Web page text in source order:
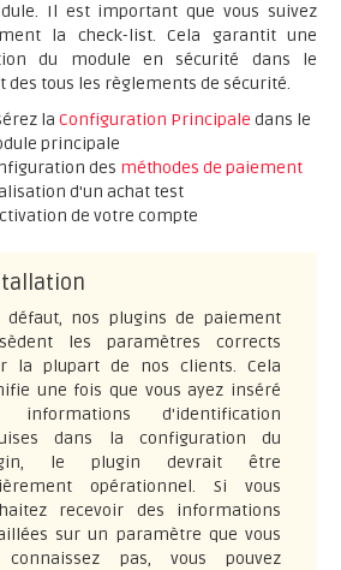
Il est important que vous suivez
la check-list. Cela garantit une
du module en sécurité dans le
des tous les règlements de sécurité.
la Configuration Principale dans le
principale
des méthodes de paiement
d'un achat test
de votre compte
défaut, nos plugins de paiement
les paramètres corrects
la plupart de nos clients. Cela
une fois que vous ayez inséré
informations d'identification
dans la configuration du
le plugin devrait être
opérationnel. Si vous
recevoir des informations
sur un paramètre que vous
pas, vous pouvez